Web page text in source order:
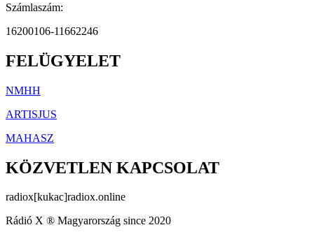
Számlaszám:
16200106-11662246
FELÜGYELET
NMHH
ARTISJUS
MAHASZ
KÖZVETLEN KAPCSOLAT
radiox[kukac]radiox.online
Rádió X ® Magyarország since 2020